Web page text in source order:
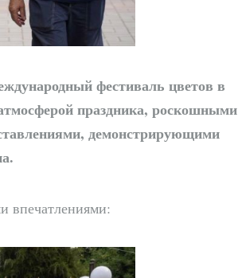
фестиваль цветов в
праздника, роскошными
демонстрирующими
впечатлениями: